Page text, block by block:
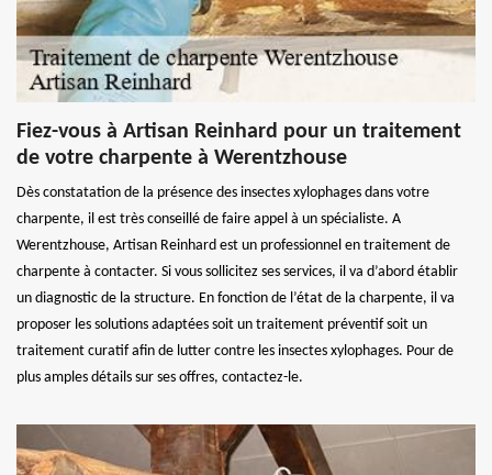
Fiez-vous à Artisan Reinhard pour un traitement
de votre charpente à Werentzhouse
Dès constatation de la présence des insectes xylophages dans votre
charpente, il est très conseillé de faire appel à un spécialiste. A
Werentzhouse, Artisan Reinhard est un professionnel en traitement de
charpente à contacter. Si vous sollicitez ses services, il va d’abord établir
un diagnostic de la structure. En fonction de l’état de la charpente, il va
proposer les solutions adaptées soit un traitement préventif soit un
traitement curatif afin de lutter contre les insectes xylophages. Pour de
plus amples détails sur ses offres, contactez-le.